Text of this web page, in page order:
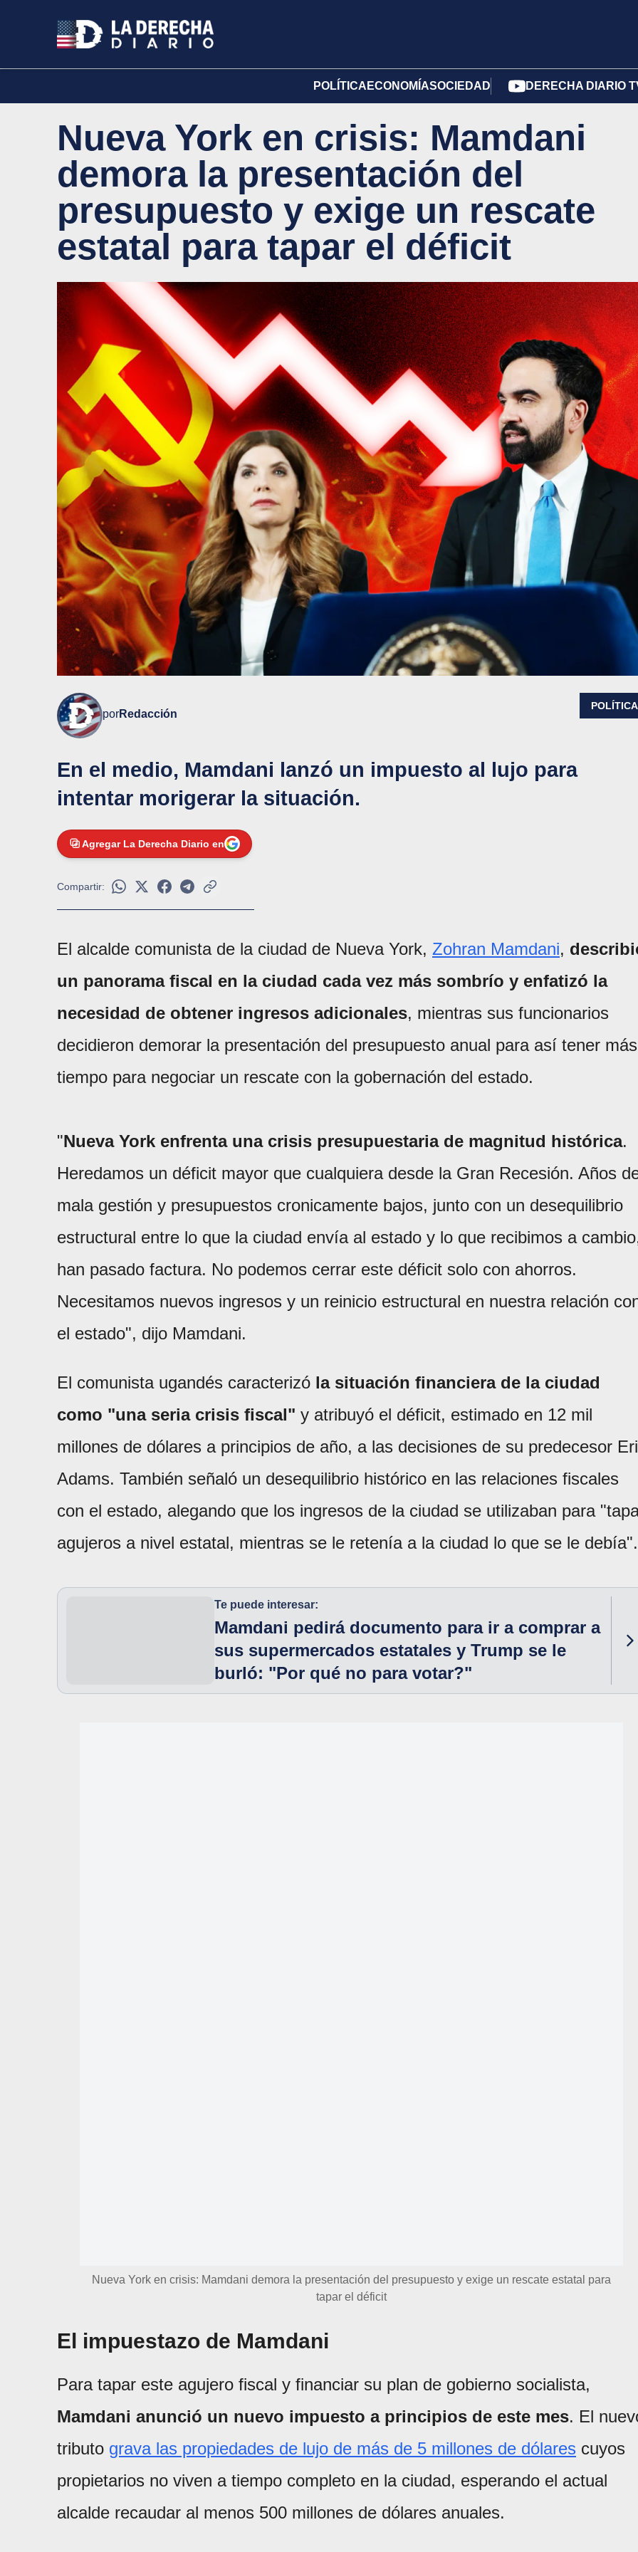
POLÍTICA ECONOMÍASOCIEDAD DERECHA DIARIO
Nueva York en crisis: Mamdani
demora la presentación del
presupuesto y exige un rescate
estatal para tapar el déficit
porRedacción
POLÍTICA
En el medio, Mamdani lanzó un impuesto al lujo para
intentar morigerar la situación.
Agregar La Derecha Diario en
Compartir:
El alcalde comunista de la ciudad de Nueva York, Zohran Mamdani,
un panorama fiscal en la ciudad cada vez más sombrío y enfatizó la
necesidad de obtener ingresos adicionales, mientras sus funcionarios
decidieron demorar la presentación del presupuesto anual para así tener más
tiempo para negociar un rescate con la gobernación del estado.
"Nueva York enfrenta una crisis presupuestaria de magnitud histórica.
Heredamos un déficit mayor que cualquiera desde la Gran Recesión. Años
mala gestión y presupuestos cronicamente bajos, junto con un desequilibrio
estructural entre lo que la ciudad envía al estado y lo que recibimos a
han pasado factura. No podemos cerrar este déficit solo con ahorros.
Necesitamos nuevos ingresos y un reinicio estructural en nuestra relación
el estado", dijo Mamdani.
El comunista ugandés caracterizó la situación financiera de la ciudad
como "una seria crisis fiscal" y atribuyó el déficit, estimado en 12 mil
millones de dólares a principios de año, a las decisiones de su predecesor
Adams. También señaló un desequilibrio histórico en las relaciones fiscales
con el estado, alegando que los ingresos de la ciudad se utilizaban para
agujeros a nivel estatal, mientras se le retenía a la ciudad lo que se le debía".
Te puede interesar:
Mamdani pedirá documento para ir a comprar a
sus supermercados estatales y Trump se le
burló: "Por qué no para votar?"
Nueva York en crisis: Mamdani demora la presentación del presupuesto y exige un rescate estatal para
tapar el déficit
El impuestazo de Mamdani
Para tapar este agujero fiscal y financiar su plan de gobierno socialista,
Mamdani anunció un nuevo impuesto a principios de este mes. El
tributo grava las propiedades de lujo de más de 5 millones de dólares cuyos
propietarios no viven a tiempo completo en la ciudad, esperando el actual
alcalde recaudar al menos 500 millones de dólares anuales.